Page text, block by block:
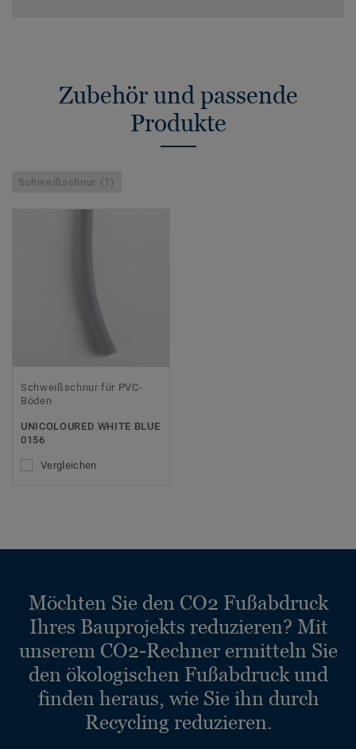
Zubehör und passende
Produkte
Schweißschnur (1)
Schweißschnur für PVC-
Böden
UNICOLOURED WHITE BLUE
0156
Vergleichen
Möchten Sie den CO2 Fußabdruck
Ihres Bauprojekts reduzieren? Mit
unserem CO2-Rechner ermitteln Sie
den ökologischen Fußabdruck und
finden heraus, wie Sie ihn durch
Recycling reduzieren.